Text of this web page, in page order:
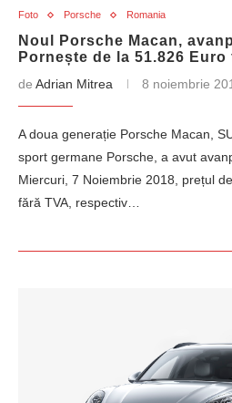
Foto Porsche Romania
Noul Porsche Macan,
Pornește de la 51.826 Euro
de Adrian Mitrea 8 noiembrie
A doua generație Porsche Macan,
sport germane Porsche, a avut
Miercuri, 7 Noiembrie 2018, prețul
fără TVA, respectiv…